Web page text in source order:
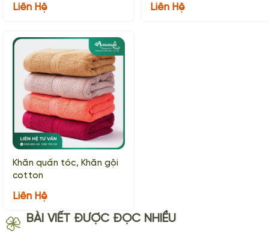
Liên Hệ Liên Hệ
Khăn quấn tóc, Khăn gội
cotton
Liên Hệ
BÀI VIẾT ĐƯỢC ĐỌC NHIỀU